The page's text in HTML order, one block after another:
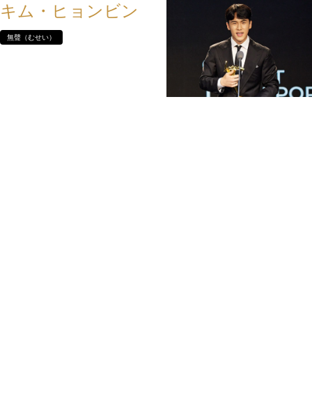
キム・ヒョンビン
無聲（むせい）